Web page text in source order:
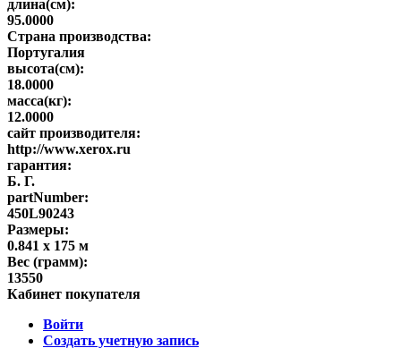
длина(см):
95.0000
Страна производства:
Португалия
высота(см):
18.0000
масса(кг):
12.0000
сайт производителя:
http://www.xerox.ru
гарантия:
Б. Г.
partNumber:
450L90243
Размеры:
0.841 x 175 м
Вес (грамм):
13550
Кабинет покупателя
Войти
Создать учетную запись